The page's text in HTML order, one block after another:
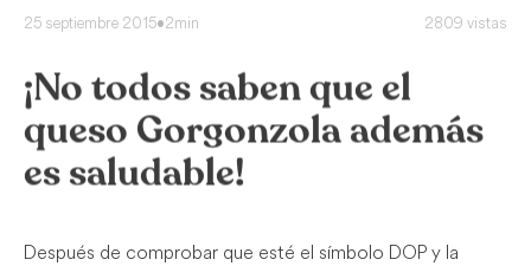
25 septiembre 2015•2min 2809 vistas
¡No todos saben que el
queso Gorgonzola además
es saludable!
Después de comprobar que esté el símbolo DOP y la